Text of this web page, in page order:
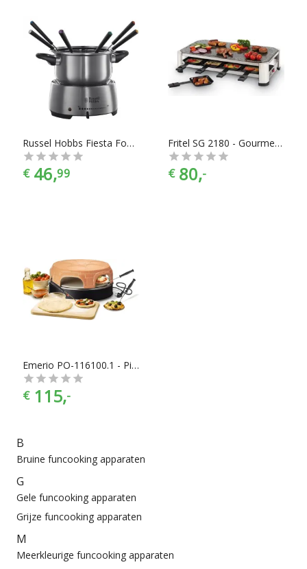
Russel Hobbs Fiesta Fondue Maker - Elektrische Fonduepan - 6 Fonduevorkjes
€ 46,99
Fritel SG 2180 - Gourmetstell - 8 Personen
€ 80,-
Emerio PO-116100.1 - Pizzarette - 6 personen
€ 115,-
B
Bruine funcooking apparaten
G
Gele funcooking apparaten
Grijze funcooking apparaten
M
Meerkleurige funcooking apparaten